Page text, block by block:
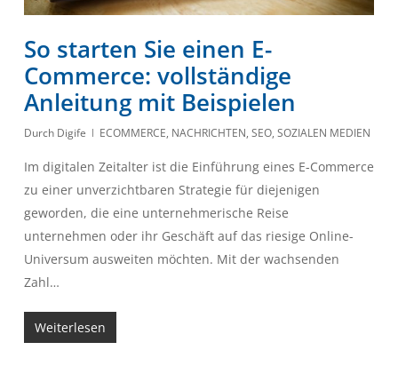
So starten Sie einen E-
Commerce: vollständige
Anleitung mit Beispielen
Durch Digife ECOMMERCE, NACHRICHTEN, SEO, SOZIALEN MEDIEN
Im digitalen Zeitalter ist die Einführung eines E-Commerce
zu einer unverzichtbaren Strategie für diejenigen
geworden, die eine unternehmerische Reise
unternehmen oder ihr Geschäft auf das riesige Online-
Universum ausweiten möchten. Mit der wachsenden
Zahl…
Weiterlesen